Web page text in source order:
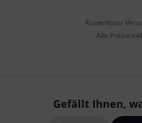
Kostenloser
Alle Preise
Gefällt Ihnen,